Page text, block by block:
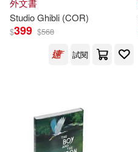
外文書
StudioGhibli (COR)
$399 $568
試閱